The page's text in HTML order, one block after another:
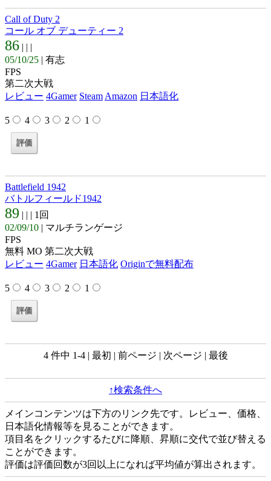
Call of Duty 2
コール オブ デューティー 2
86 | | |
05/10/25 | 有志
FPS
第二次大戦
レビュー 4Gamer Steam Amazon 日本語化
5 4 3 2 1
Battlefield 1942
バトルフィールド1942
89 | | | 1回
02/09/10 | マルチランゲージ
FPS
無料 MO 第二次大戦
レビュー 4Gamer 日本語化 Originで無料配布
5 4 3 2 1
4 件中 1-4 | 最初 | 前ページ | 次ページ | 最後
↑検索条件へ
メインコンテンツは下方のリンク先です。レビュー、価格、
日本語化情報等を見ることができます。
項目名をクリックするたびに降順、昇順に交代で並び替える
ことができます。
評価は評価回数が3回以上になれば平均値が算出されます。